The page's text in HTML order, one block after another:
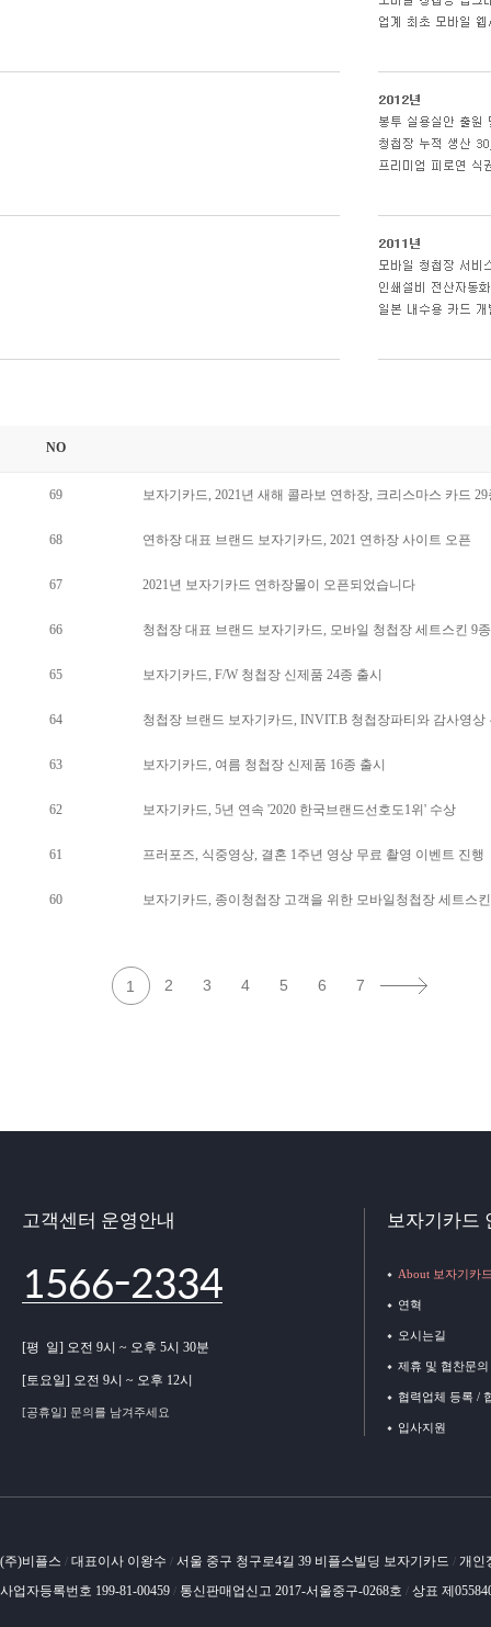
NO
69 보자기카드, 2021년 새해 콜라보 연하장, 크리스마스 카드
68 연하장 대표 브랜드 보자기카드, 2021 연하장 사이트 오픈
67 2021년 보자기카드 연하장몰이 오픈되었습니다
66 청첩장 대표 브랜드 보자기카드, 모바일 청첩장 세트스킨 9
65 보자기카드, F/W 청첩장 신제품 24종 출시
64 청첩장 브랜드 보자기카드, INVIT.B 청첩장파티와 감사영상
63 보자기카드, 여름 청첩장 신제품 16종 출시
62 보자기카드, 5년 연속 '2020 한국브랜드선호도1위' 수상
61 프러포즈, 식중영상, 결혼 1주년 영상 무료 촬영 이벤트 진행
60 보자기카드, 종이청첩장 고객을 위한 모바일청첩장 세트스
1 2 3 4 5 6 7
고객센터 운영안내
1566-2334
[평 일] 오전 9시 ~ 오후 5시 30분
[토요일] 오전 9시 ~ 오후 12시
[공휴일] 문의를 남겨주세요
보자기카드
About 보자기카
연혁
오시는길
제휴 및 협찬문의
협력업체 등록 /
입사지원
(주)비플스 / 대표이사 이왕수 / 서울 중구 청구로4길 39 비플스빌딩 보자기카드 / 개인
사업자등록번호 199-81-00459 / 통신판매업신고 2017-서울중구-0268호 / 상표 제